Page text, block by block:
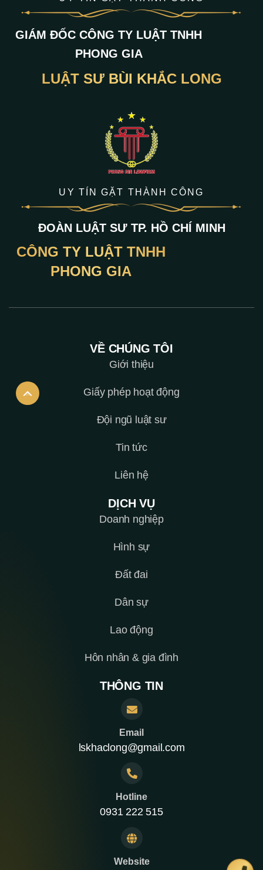
GIÁM ĐỐC CÔNG TY LUẬT TNHH
PHONG GIA
LUẬT SƯ BÙI KHẮC LONG
UY TÍN GẶT THÀNH CÔNG
ĐOÀN LUẬT SƯ TP. HỒ CHÍ MINH
CÔNG TY LUẬT TNHH
PHONG GIA
VỀ CHÚNG TÔI
Giới thiệu
Giấy phép hoạt động
Đội ngũ luật sư
Tin tức
Liên hệ
DỊCH VỤ
Doanh nghiệp
Hình sự
Đất đai
Dân sự
Lao động
Hôn nhân & gia đình
THÔNG TIN
Email
lskhaclong@gmail.com
Hotline
0931 222 515
Website